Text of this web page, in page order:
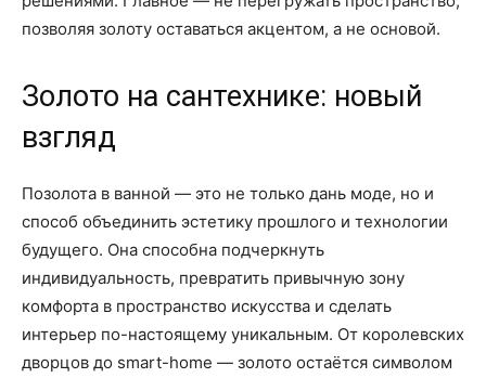
позволяя золоту оставаться акцентом, а не основой.
Золото на сантехнике: новый
взгляд
Позолота в ванной — это не только дань моде, но и
способ объединить эстетику прошлого и технологии
будущего. Она способна подчеркнуть
индивидуальность, превратить привычную зону
комфорта в пространство искусства и сделать
интерьер по-настоящему уникальным. От королевских
дворцов до smart-home — золото остаётся символом